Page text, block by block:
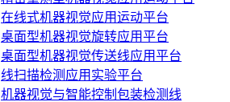
在线式机器视觉应用运动平台
桌面型机器视觉旋转应用平台
桌面型机器视觉传送线应用平台
线扫描检测应用实验平台
机器视觉与智能控制包装检测线